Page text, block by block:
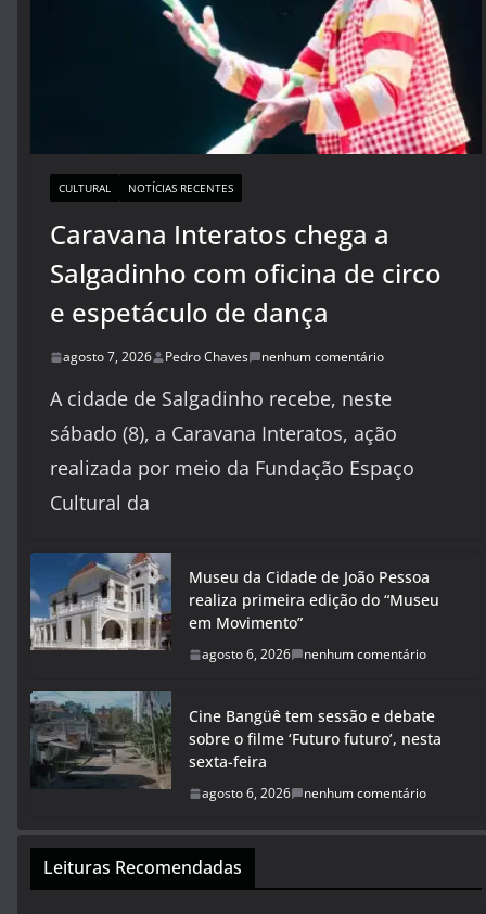
CULTURAL NOTÍCIAS RECENTES
Caravana Interatos chega a
Salgadinho com oficina de circo
e espetáculo de dança
agosto 7, 2026 Pedro Chaves nenhum comentário
A cidade de Salgadinho recebe, neste
sábado (8), a Caravana Interatos, ação
realizada por meio da Fundação Espaço
Cultural da
Museu da Cidade de João Pessoa
realiza primeira edição do “Museu
em Movimento”
agosto 6, 2026 nenhum comentário
Cine Bangüê tem sessão e debate
sobre o filme ‘Futuro futuro’, nesta
sexta-feira
agosto 6, 2026 nenhum comentário
Leituras Recomendadas